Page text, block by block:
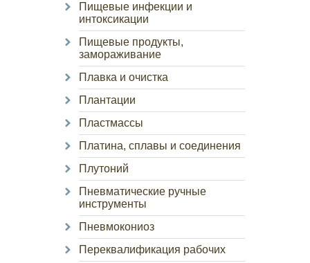
Пищевые инфекции и
интоксикации
Пищевые продукты,
замораживание
Плавка и очистка
Плантации
Пластмассы
Платина, сплавы и соединения
Плутоний
Пневматические ручные
инструменты
Пневмокониоз
Переквалификация рабочих